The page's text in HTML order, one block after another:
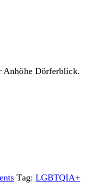
Anhöhe Dörferblick.
Tag: LGBTQIA+